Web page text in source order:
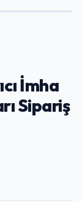
İmha
Sipariş